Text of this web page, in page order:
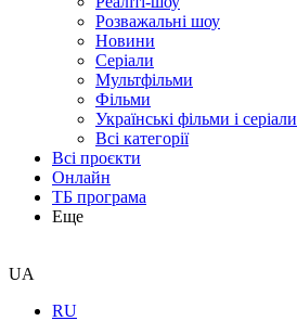
Розважальні шоу
Новини
Серіали
Мультфільми
Фільми
Українські фільми і серіали
Всі категорії
Всі проєкти
Онлайн
ТБ програма
Еще
UA
RU